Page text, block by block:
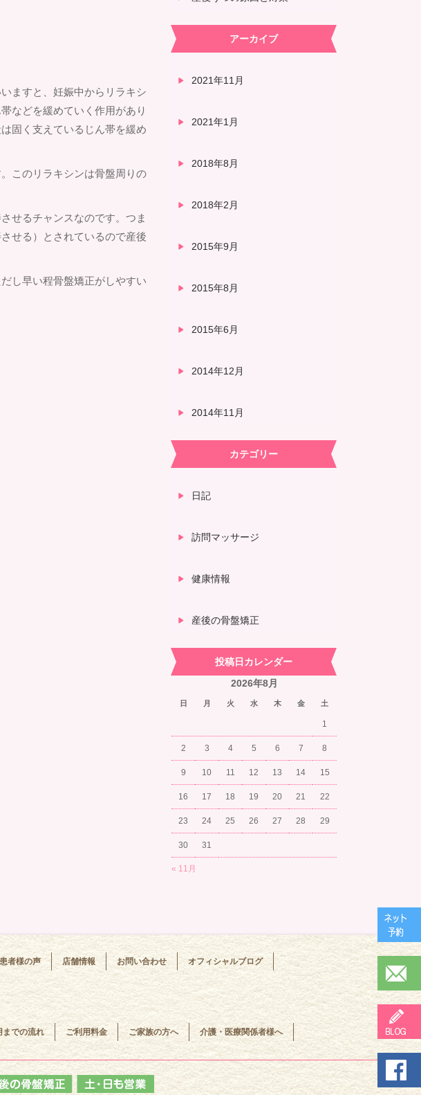
ますと、妊娠中からリラキシ
などを緩めていく作用があり
固く支えているじん帯を緩め
このリラキシンは骨盤周りの
せるチャンスなのです。つま
せる）とされているので産後
し早い程骨盤矯正がしやすい
アーカイブ
2021年11月
2021年1月
2018年8月
2018年2月
2015年9月
2015年8月
2015年6月
2014年12月
2014年11月
カテゴリー
日記
訪問マッサージ
健康情報
産後の骨盤矯正
投稿日カレンダー
2026年8月
日 月 火 水 木 金 土
« 11月
1
2 3 4 5 6 7 8
9 10 11 12 13 14 15
16 17 18 19 20 21 22
23 24 25 26 27 28 29
30 31
患者様の声 店舗情報 お問い合わせ オフィシャルブログ
までの流れ ご利用料金 ご家族の方へ 介護・医療関係者様へ